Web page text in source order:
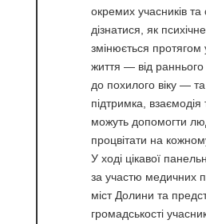
окремих учасників та
дізнатися, як
змінюється протягом
життя — від раннього
до похилого віку —
підтримка, взаємодія
можуть допомогти
процвітати на
У ході цікавої
за участю медичних
міст Долини та
громадськості